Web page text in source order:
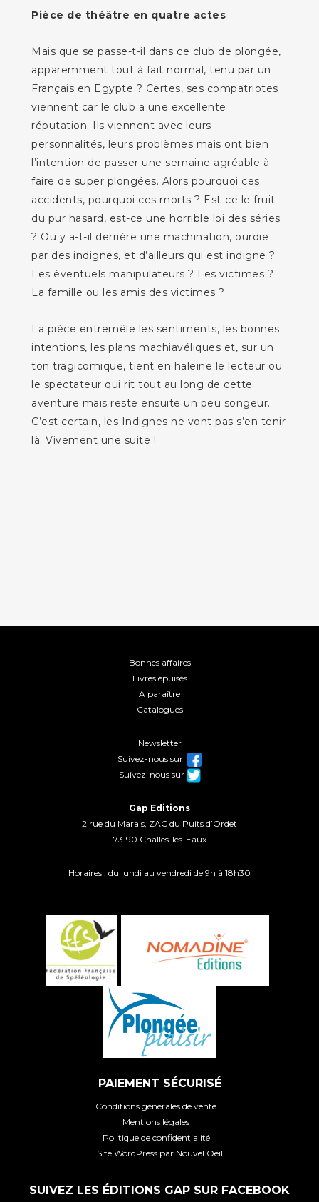
Pièce de théâtre en quatre actes
Mais que se passe-t-il dans ce club de plongée,
apparemment tout à fait normal, tenu par un
Français en Egypte ? Certes, ses compatriotes
viennent car le club a une excellente
réputation. Ils viennent avec leurs
personnalités, leurs problèmes mais ont bien
l’intention de passer une semaine agréable à
faire de super plongées. Alors pourquoi ces
accidents, pourquoi ces morts ? Est-ce le fruit
du pur hasard, est-ce une horrible loi des séries
? Ou y a-t-il derrière une machination, ourdie
par des indignes, et d’ailleurs qui est indigne ?
Les éventuels manipulateurs ? Les victimes ?
La famille ou les amis des victimes ?
La pièce entremêle les sentiments, les bonnes
intentions, les plans machiavéliques et, sur un
ton tragicomique, tient en haleine le lecteur ou
le spectateur qui rit tout au long de cette
aventure mais reste ensuite un peu songeur.
C’est certain, les Indignes ne vont pas s’en tenir
là. Vivement une suite !
Bonnes affaires
Livres épuisés
A paraître
Catalogues
Newsletter
Suivez-nous sur
Suivez-nous sur
Gap Editions
2 rue du Marais, ZAC du Puits d’Ordet
73190 Challes-les-Eaux
Horaires : du lundi au vendredi de 9h à 18h30
PAIEMENT SÉCURISÉ
Conditions générales de vente
Mentions légales
Politique de confidentialité
Site WordPress par Nouvel Oeil
SUIVEZ LES ÉDITIONS GAP SUR FACEBOOK